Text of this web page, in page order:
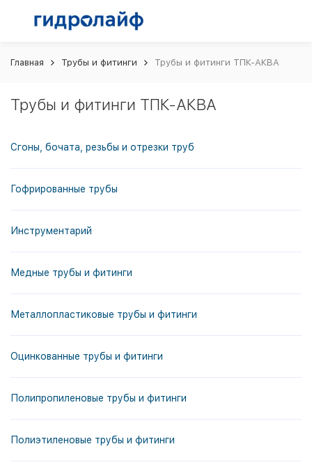
Главная Трубы и фитинги Трубы и фитинги ТПК-АКВА
Трубы и фитинги ТПК-АКВА
Сгоны, бочата, резьбы и отрезки труб
Гофрированные трубы
Инструментарий
Медные трубы и фитинги
Металлопластиковые трубы и фитинги
Оцинкованные трубы и фитинги
Полипропиленовые трубы и фитинги
Полиэтиленовые трубы и фитинги